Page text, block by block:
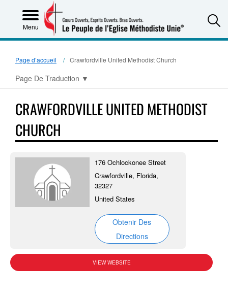
Menu
Page d’accueil Crawfordville United Methodist Church
Page De Traduction ▼
CRAWFORDVILLE UNITED METHODIST
CHURCH
176 Ochlockonee Street
Crawfordville, Florida,
32327
United States
Obtenir Des
Directions
VIEW WEBSITE